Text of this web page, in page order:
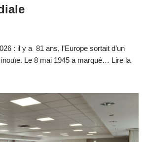
: il y a 81 ans, l’Europe sortait d’un
inouïe. Le 8 mai 1945 a marqué… Lire la